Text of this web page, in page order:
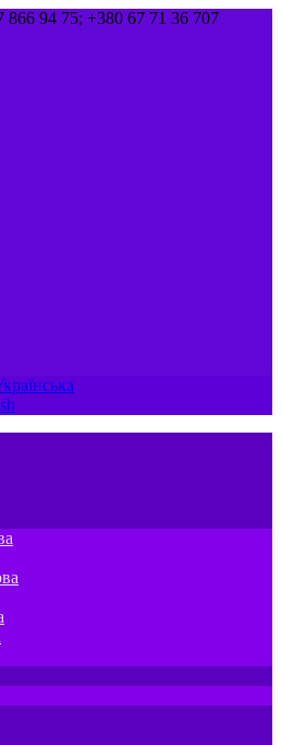
866 94 75; +380 67 71 36 707